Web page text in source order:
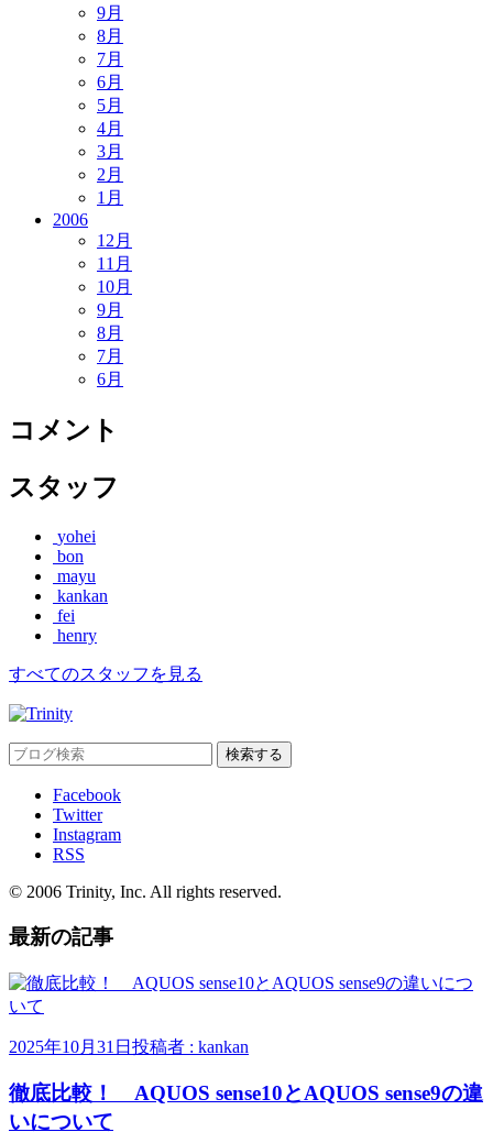
9月
8月
7月
6月
5月
4月
3月
2月
1月
2006
12月
11月
10月
9月
8月
7月
6月
コメント
スタッフ
yohei
bon
mayu
kankan
fei
henry
すべてのスタッフを見る
Facebook
Twitter
Instagram
RSS
© 2006 Trinity, Inc. All rights reserved.
最新の記事
2025年10月31日 投稿者 : kankan
徹底比較！ AQUOS sense10とAQUOS sense9の違
いについて